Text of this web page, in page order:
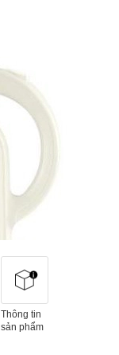
Thông tin
sản phẩm